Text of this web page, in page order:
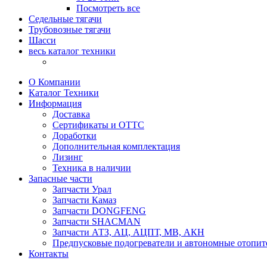
Посмотреть все
Седельные тягачи
Трубовозные тягачи
Шасси
весь каталог техники
О Компании
Каталог Техники
Информация
Доставка
Сертификаты и ОТТС
Доработки
Дополнительная комплектация
Лизинг
Техника в наличии
Запасные части
Запчасти Урал
Запчасти Камаз
Запчасти DONGFENG
Запчасти SHACMAN
Запчасти АТЗ, АЦ, АЦПТ, МВ, АКН
Предпусковые подогреватели и автономные
Контакты